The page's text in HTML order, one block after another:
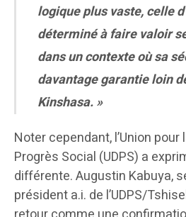
logique plus vaste, celle
déterminé à faire valoir
dans un contexte où sa
davantage garantie loin
Kinshasa. »
Noter cependant, l’Union
Progrès Social (UDPS) a
différente. Augustin Kabuya,
président a.i. de l’UDPS/